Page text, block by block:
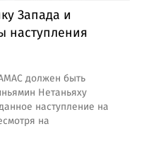
Запада и
наступления
должен быть
Нетаньяху
наступление на
на